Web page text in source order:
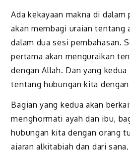
Ada kekayaan makna di dalam
akan membagi uraian tentang
dalam dua sesi pembahasan.
pertama akan menguraikan
dengan Allah. Dan yang kedua
tentang hubungan kita
Bagian yang kedua akan
menghormati ayah dan ibu,
hubungan kita dengan orang
ajaran alkitabiah dan dari